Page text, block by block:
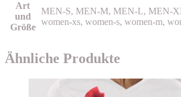
Art
und
Größe
MEN-S, MEN-M, MEN-L, MEN-
women-xs, women-s, women-m,
Ähnliche Produkte